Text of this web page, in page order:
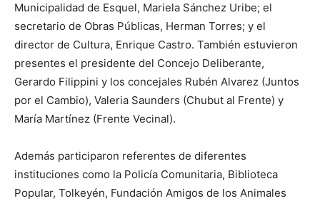
Municipalidad de Esquel, Mariela Sánchez Uribe; el
secretario de Obras Públicas, Herman Torres; y el
director de Cultura, Enrique Castro. También estuvieron
presentes el presidente del Concejo Deliberante,
Gerardo Filippini y los concejales Rubén Alvarez (Juntos
por el Cambio), Valeria Saunders (Chubut al Frente) y
María Martínez (Frente Vecinal).
Además participaron referentes de diferentes
instituciones como la Policía Comunitaria, Biblioteca
Popular, Tolkeyén, Fundación Amigos de los Animales